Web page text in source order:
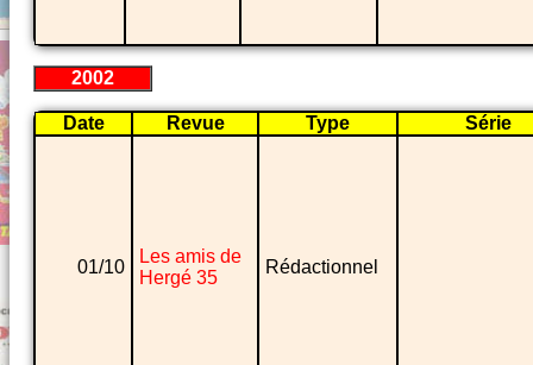
2002
Date Revue Type Série
01/10
Les amis de
Hergé 35
Rédactionnel